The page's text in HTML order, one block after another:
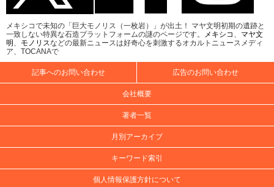
メキシコで未知の「巨大モノリス（一枚岩）」が出土！ マヤ文明初期の遺跡と
一致しない特異な石造プラットフォームの謎のページです。
メキシコ 、 マヤ文
明、 モノリスなどの最新ニュースは好奇心を刺激するオカルトニュースメディ
ア、TOCANAで
記事へのお問い合わせ 広告のお問い合わせ
会社概要
著者一覧
月別アーカイブ
キーワード索引
個人情報保護方針について